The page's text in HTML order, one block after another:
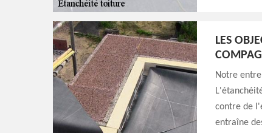
LES
Notre
contre de
entraîne